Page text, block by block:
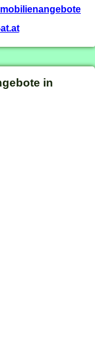
in